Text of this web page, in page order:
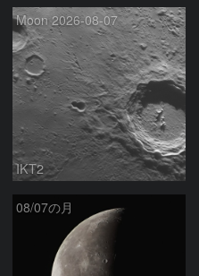
Moon 2026-08-07
IKT2
08/07の月